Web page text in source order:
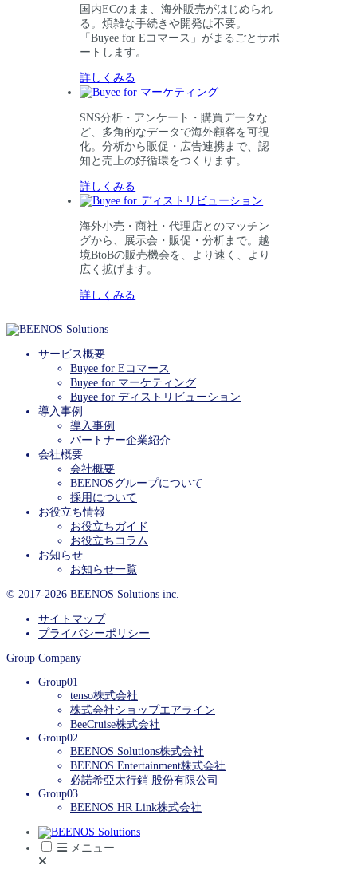
国内ECのまま、海外販売がはじめられ
る。煩雑な手続きや開発は不要。
「Buyee for Eコマース」がまるごとサポ
ートします。
詳しくみる
SNS分析・アンケート・購買データな
ど、多角的なデータで海外顧客を可視
化。分析から販促・広告連携まで、認
知と売上の好循環をつくります。
詳しくみる
海外小売・商社・代理店とのマッチン
グから、展示会・販促・分析まで。越
境BtoBの販売機会を、より速く、より
広く拡げます。
詳しくみる
サービス概要
Buyee for Eコマース
Buyee for マーケティング
Buyee for ディストリビューション
導入事例
導入事例
パートナー企業紹介
会社概要
会社概要
BEENOSグループについて
採用について
お役立ち情報
お役立ちガイド
お役立ちコラム
お知らせ
お知らせ一覧
© 2017-2026 BEENOS Solutions inc.
サイトマップ
プライバシーポリシー
Group Company
Group01
tenso株式会社
株式会社ショップエアライン
BeeCruise株式会社
Group02
BEENOS Solutions株式会社
BEENOS Entertainment株式会社
必諾希亞太行銷 股份有限公司
Group03
BEENOS HR Link株式会社
メニュー